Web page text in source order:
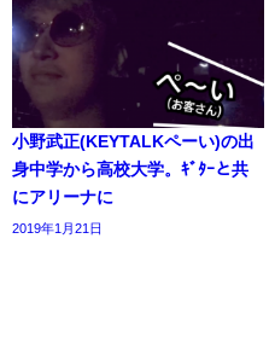
小野武正(KEYTALKペーい)の出
身中学から高校大学。ｷﾞﾀｰと共
にアリーナに
2019年1月21日